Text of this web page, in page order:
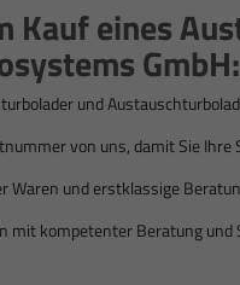
Kauf eines
GmbH:
und
von uns, damit Sie
Waren und erstklassige
mit kompetenter Beratung und